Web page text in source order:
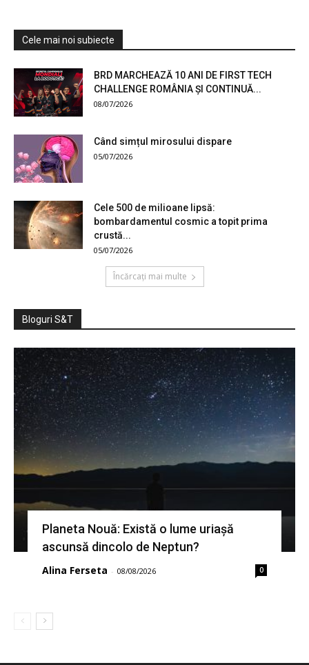
Cele mai noi subiecte
BRD MARCHEAZĂ 10 ANI DE FIRST TECH
CHALLENGE ROMÂNIA ȘI CONTINUĂ...
08/07/2026
Când simțul mirosului dispare
05/07/2026
Cele 500 de milioane lipsă:
bombardamentul cosmic a topit prima
crustă...
05/07/2026
Încărcați mai multe
Bloguri S&T
Planeta Nouă: Există o lume uriașă
ascunsă dincolo de Neptun?
Alina Ferseta - 08/08/2026 0